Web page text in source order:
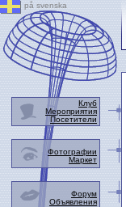
på svenska
Клуб
Мероприятия
Посетители
Фотографии
Маркет
Форум
Объявления